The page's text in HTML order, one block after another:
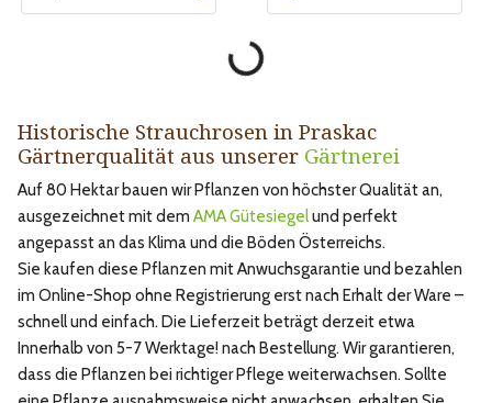
Historische Strauchrosen in Praskac
Gärtnerqualität aus unserer Gärtnerei
Auf 80 Hektar bauen wir Pflanzen von höchster Qualität an,
ausgezeichnet mit dem AMA Gütesiegelund perfekt
angepasst an das Klima und die Böden Österreichs.
Sie kaufen diese Pflanzen mit Anwuchsgarantie und bezahlen
im Online-Shop ohne Registrierung erst nach Erhalt der Ware –
schnell und einfach. Die Lieferzeit beträgt derzeit etwa
Innerhalb von 5-7 Werktage! nach Bestellung. Wir garantieren,
dass die Pflanzen bei richtiger Pflege weiterwachsen. Sollte